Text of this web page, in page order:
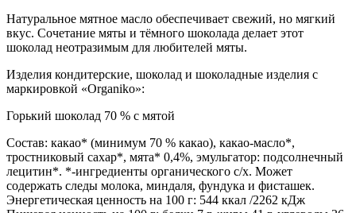
Натуральное мятное масло обеспечивает свежий, но мягкий
вкус. Сочетание мяты и тёмного шоколада делает этот
шоколад неотразимым для любителей мяты.
Изделия кондитерские, шоколад и шоколадные изделия с
маркировкой «Organiko»:
Горький шоколад 70 % с мятой
Состав: какао* (минимум 70 % какао), какао-масло*,
тростниковый сахар*, мята* 0,4%, эмульгатор: подсолнечный
лецитин*. *-ингредиенты органического с/х. Может
содержать следы молока, миндаля, фундука и фисташек.
Энергетическая ценность на 100 г: 544 ккал /2262 кДж